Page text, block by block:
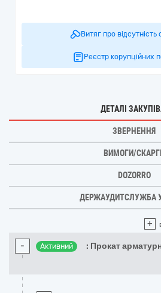
Витяг про відсутність
Реєстр корупційних
ДЕТАЛІ
ЗВЕРНЕННЯ
ВИМОГИ/
DOZORRO
ДЕРЖАУДИТСЛУЖБА
+
- Активний : Прокат